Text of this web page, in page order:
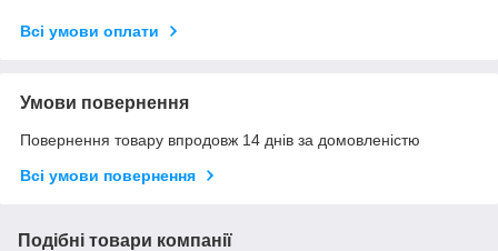
Всі умови оплати
Умови повернення
Повернення товару впродовж 14 днів за домовленістю
Всі умови повернення
Подібні товари компанії